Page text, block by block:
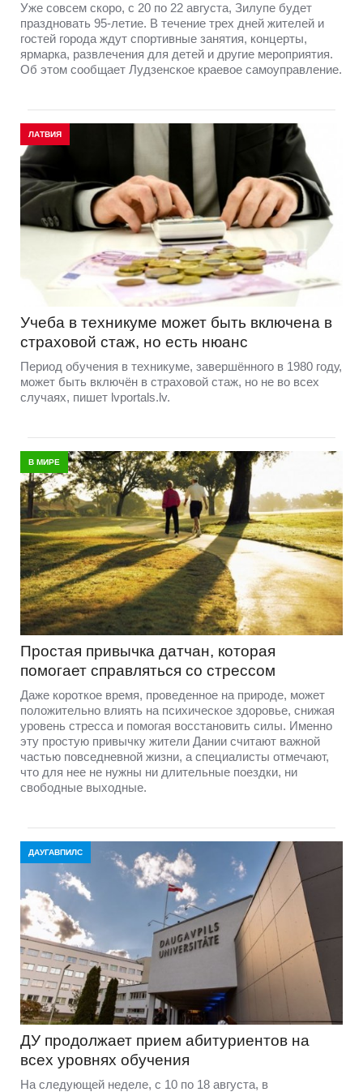
Уже совсем скоро, с 20 по 22 августа, Зилупе будет
праздновать 95-летие. В течение трех дней жителей и
гостей города ждут спортивные занятия, концерты,
ярмарка, развлечения для детей и другие мероприятия.
Об этом сообщает Лудзенское краевое самоуправление.
ЛАТВИЯ
Учеба в техникуме может быть включена в
страховой стаж, но есть нюанс
Период обучения в техникуме, завершённого в 1980 году,
может быть включён в страховой стаж, но не во всех
случаях, пишет lvportals.lv.
В МИРЕ
Простая привычка датчан, которая
помогает справляться со стрессом
Даже короткое время, проведенное на природе, может
положительно влиять на психическое здоровье, снижая
уровень стресса и помогая восстановить силы. Именно
эту простую привычку жители Дании считают важной
частью повседневной жизни, а специалисты отмечают,
что для нее не нужны ни длительные поездки, ни
свободные выходные.
ДАУГАВПИЛС
ДУ продолжает прием абитуриентов на
всех уровнях обучения
На следующей неделе, с 10 по 18 августа, в